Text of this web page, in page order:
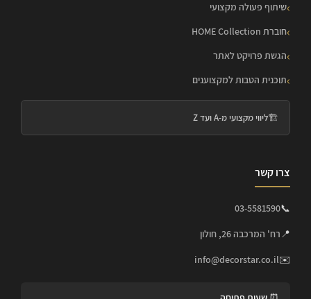
שיתוף פעולה מקצועי
חוברת HOME Collection
הגשת פרויקט לאתר
תוכנית הטבות למקצוענים
🏗️ליווי מקצועי מ-A ועד Z
צרו קשר
📞
03-5581590
📍רח' המרכבה 26, חולון
✉️
info@decorstar.co.il